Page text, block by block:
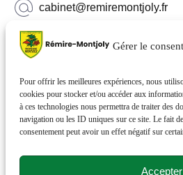
Gérer le
Pour offrir les meilleures expériences, nous
cookies pour stocker et/ou accéder aux
à ces technologies nous permettra de traiter des
navigation ou les ID uniques sur ce site. Le fait
consentement peut avoir un effet négatif sur
Accepter
cabinet@remiremontjoly.fr
Newsletter
nouvelles de votre commune.